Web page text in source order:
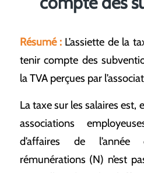
Résumé : L’assiette de la
tenir compte des
la TVA perçues par
La taxe sur les salaires est,
associations
d’affaires de
rémunérations (N) n’est